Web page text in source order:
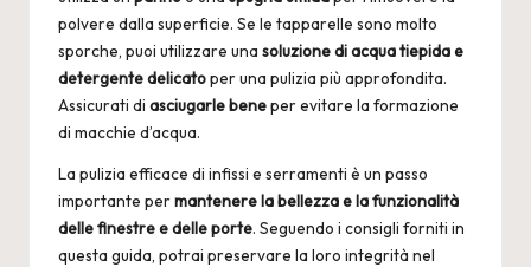
polvere dalla superficie. Se le tapparelle sono molto
sporche, puoi utilizzare una soluzione di acqua tiepida e
detergente delicatoper una pulizia più approfondita.
Assicurati di asciugarle beneper evitare la formazione
di macchie d’acqua.
La pulizia efficace di infissi e serramenti è un passo
importante permantenere la bellezza e la funzionalità
delle finestre e delle porte. Seguendo i consigli forniti in
questa guida, potrai preservare la loro integrità nel